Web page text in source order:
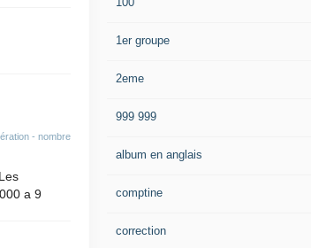
- nombre
a 9
1er groupe
2eme
999 999
album en anglais
comptine
correction